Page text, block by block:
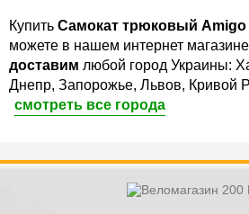
Купить Самокат трюковый Amigo
можете в нашем интернет магазине
доставим любой город Украины:
Днепр, Запорожье, Львов, Кривой
смотреть все города